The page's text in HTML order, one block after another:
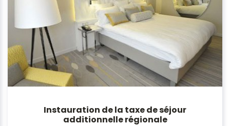
Instauration de la taxe de séjour
additionnelle régionale